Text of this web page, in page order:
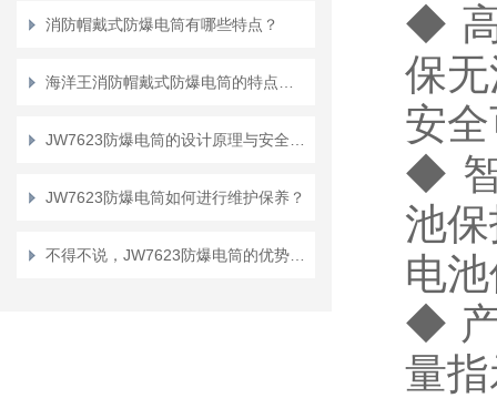
消防帽戴式防爆电筒有哪些特点？
JW7623防爆电筒如何进行维护保养？
◆
保
安
◆
池
电
◆ 产
量